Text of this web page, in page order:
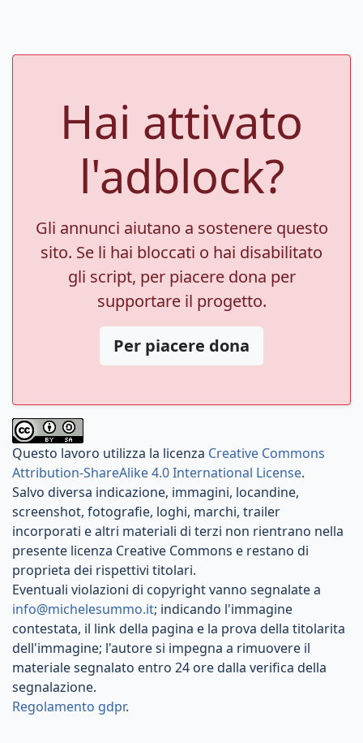
Hai attivato
l'adblock?
Gli annunci aiutano a sostenere questo
sito. Se li hai bloccati o hai disabilitato
gli script, per piacere dona per
supportare il progetto.
Per piacere dona
Questo lavoro utilizza la licenza Creative Commons
Attribution-ShareAlike 4.0 International License.
Salvo diversa indicazione, immagini, locandine,
screenshot, fotografie, loghi, marchi, trailer
incorporati e altri materiali di terzi non rientrano nella
presente licenza Creative Commons e restano di
proprieta dei rispettivi titolari.
Eventuali violazioni di copyright vanno segnalate a
info@michelesummo.it; indicando l'immagine
contestata, il link della pagina e la prova della titolarita
dell'immagine; l'autore si impegna a rimuovere il
materiale segnalato entro 24 ore dalla verifica della
segnalazione.
Regolamento gdpr.